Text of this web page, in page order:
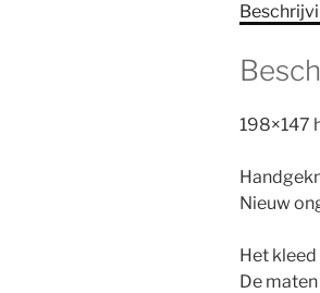
198×147
Nieuw
Het
De